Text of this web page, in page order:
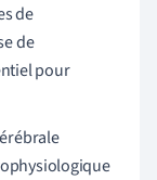
de
de
pour